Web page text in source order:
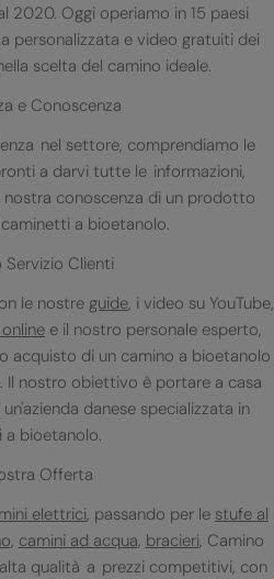
2020. Oggi operiamo in 15 paesi
personalizzata e video gratuiti dei
scelta del camino ideale.
e Conoscenza
nel settore, comprendiamo le
a darvi tutte le informazioni,
conoscenza di un prodotto
a bioetanolo.
Servizio Clienti
le nostre guide, i video su YouTube,
e il nostro personale esperto,
acquisto di un camino a bioetanolo
Il nostro obiettivo è portare a casa
danese specializzata in
a bioetanolo.
Offerta
elettrici, passando per le stufe al
, camini ad acqua, bracieri, Camino
qualità a prezzi competitivi, con